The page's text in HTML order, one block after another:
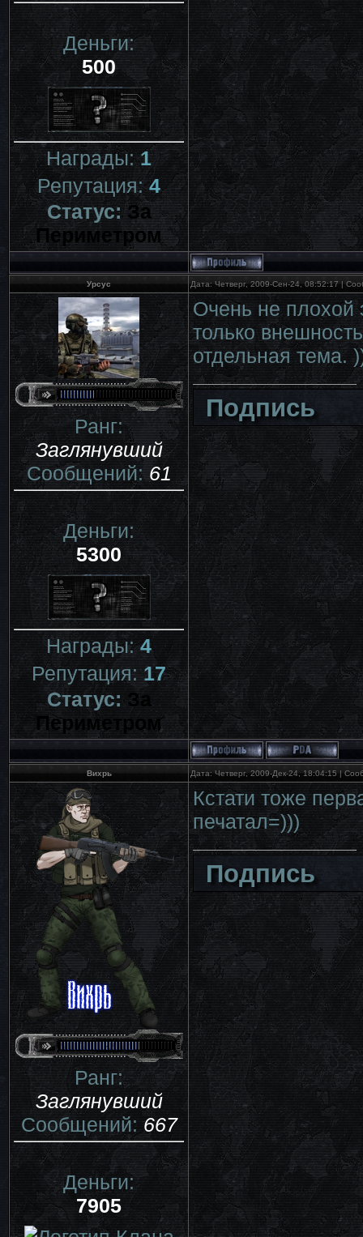
Деньги:
500
Награды:1
Репутация:4
Статус:За
Периметром
Урсус Дата: Четверг, 2009-Сен-24, 08:52:17 |
Ранг:
Заглянувший
Сообщений:61
Деньги:
5300
Награды:4
Репутация:17
Статус:За
Периметром
Очень не плохой
только
отдельная тема.
Подпись
Вихрь Дата: Четверг, 2009-Дек-24, 18:04:15 |
Ранг:
Заглянувший
Сообщений:667
Деньги:
7905
Кстати тоже
печатал=)))
Подпись